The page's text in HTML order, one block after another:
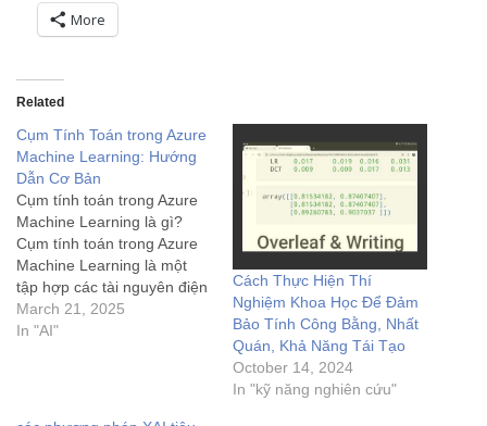
More
Related
Cụm Tính Toán trong Azure
Machine Learning: Hướng
Dẫn Cơ Bản
Cụm tính toán trong Azure
Machine Learning là gì?
Cụm tính toán trong Azure
Machine Learning là một
tập hợp các tài nguyên điện
toán được quản lý bởi Azure
để hỗ trợ triển khai và chạy
March 21, 2025
In "AI"
Cách Thực Hiện Thí
Nghiệm Khoa Học Để Đảm
Bảo Tính Công Bằng, Nhất
Quán, Khả Năng Tái Tạo
October 14, 2024
In "kỹ năng nghiên cứu"